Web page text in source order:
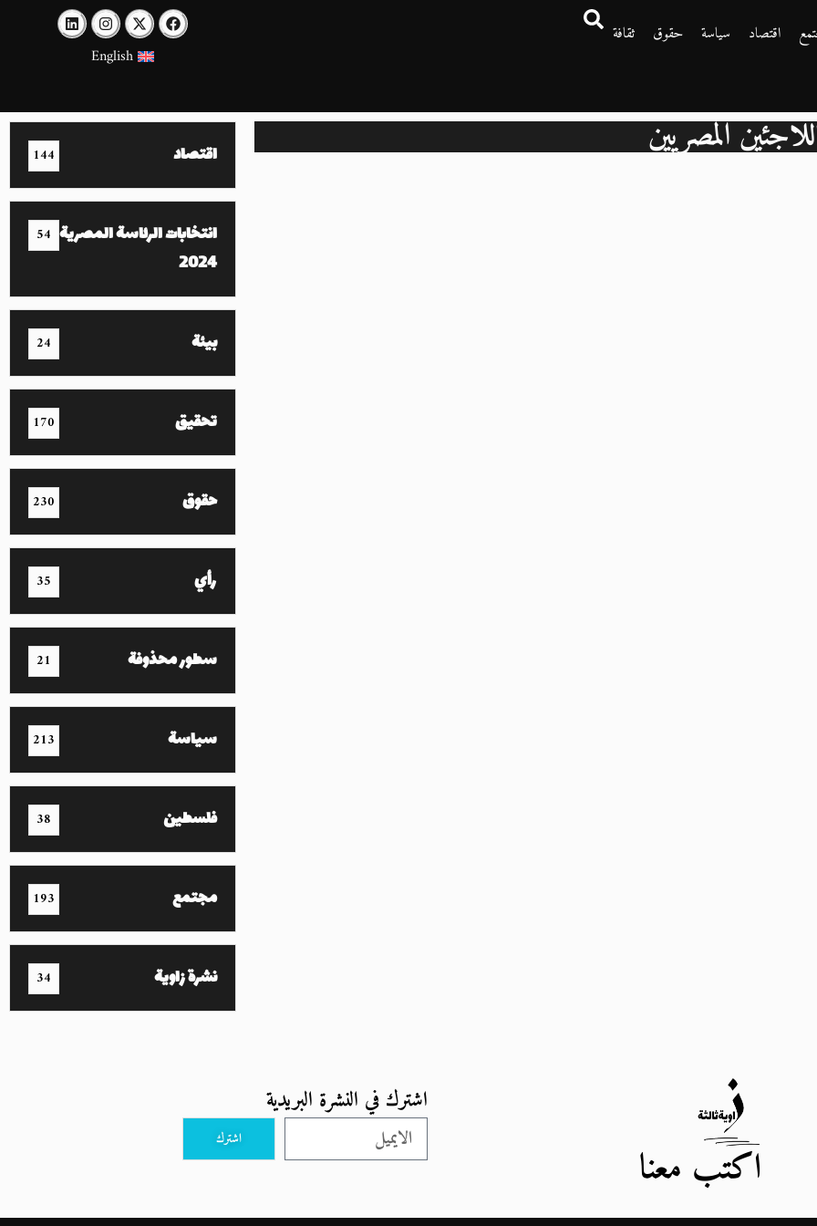
اقتصاد سياسة حقوق
ثقافة
English
المصريين اقتصاد 144
انتخابات الرئاسة المصرية
2024
54
بيئة 24
تحقيق 170
حقوق 230
رأي 35
سطور محذوفة 21
سياسة 213
فلسطين 38
مجتمع 193
نشرة زاوية 34
اكتب معنا
اشترك في النشرة البريدية
اشترك